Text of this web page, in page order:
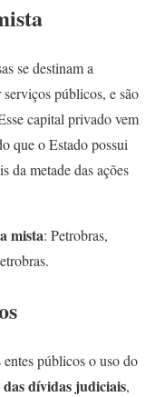
se destinam a
públicos, e são
capital privado vem
que o Estado possui
da metade das ações
mista: Petrobras,
entes públicos o uso do
dívidas judiciais,